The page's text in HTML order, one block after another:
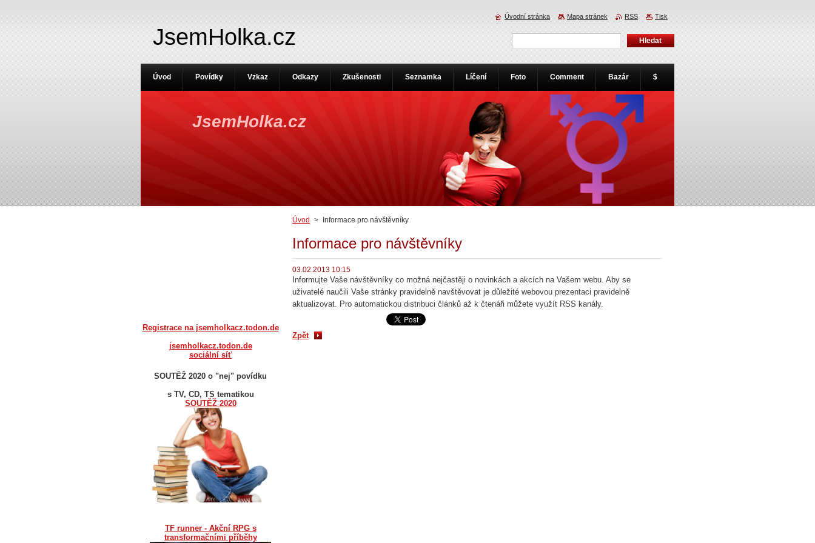
JsemHolka.cz
JsemHolka.cz
Úvod > Informace pro návštěvníky
Informace pro návštěvníky
03.02.2013 10:15
Informujte Vaše návštěvníky co možná nejčastěji o novinkách a akcích na Vašem webu. Aby se
uživatelé naučili Vaše stránky pravidelně navštěvovat je důležité webovou prezentaci pravidelně
aktualizovat. Pro automatickou distribuci článků až k čtenáři můžete využít RSS kanály.
Zpět
Registrace na jsemholkacz.todon.de
jsemholkacz.todon.de
sociální síť
SOUTĚŽ 2020 o "nej" povídku
s TV, CD, TS tematikou
SOUTĚŽ 2020
TF runner - Akční RPG s
transformačními příběhy
Úvod Povídky Vzkaz Odkazy Zkušenosti Seznamka Líčení Foto Comment Bazár $
Úvodní stránka Mapa stránek RSS Tisk